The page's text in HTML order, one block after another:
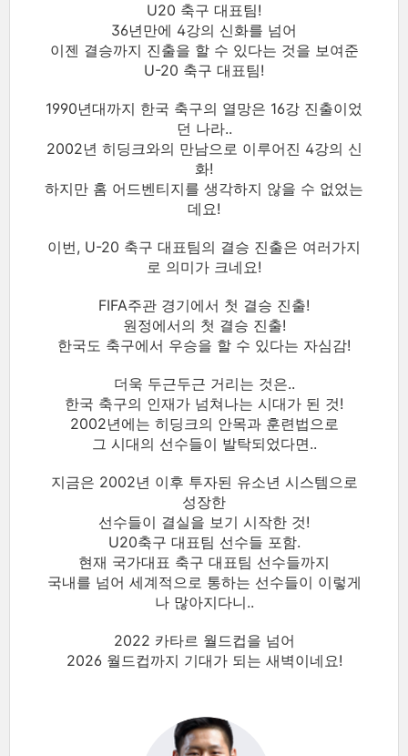
U20 축구 대표팀!
36년만에 4강의 신화를 넘어
이젠 결승까지 진출을 할 수 있다는 것을 보여준
U-20 축구 대표팀!
1990년대까지 한국 축구의 열망은 16강 진출이었
던 나라..
2002년 히딩크와의 만남으로 이루어진 4강의 신
화!
하지만 홈 어드벤티지를 생각하지 않을 수 없었는
데요!
이번, U-20 축구 대표팀의 결승 진출은 여러가지
로 의미가 크네요!
FIFA주관 경기에서 첫 결승 진출!
원정에서의 첫 결승 진출!
한국도 축구에서 우승을 할 수 있다는 자심감!
더욱 두근두근 거리는 것은..
한국 축구의 인재가 넘쳐나는 시대가 된 것!
2002년에는 히딩크의 안목과 훈련법으로
그 시대의 선수들이 발탁되었다면..
지금은 2002년 이후 투자된 유소년 시스템으로
성장한
선수들이 결실을 보기 시작한 것!
U20축구 대표팀 선수들 포함.
현재 국가대표 축구 대표팀 선수들까지
국내를 넘어 세계적으로 통하는 선수들이 이렇게
나 많아지다니..
2022 카타르 월드컵을 넘어
2026 월드컵까지 기대가 되는 새벽이네요!